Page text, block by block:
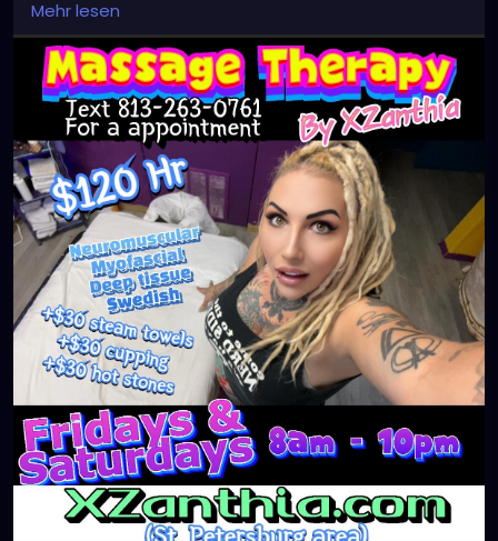
#clearwaterbeach #sarasota#tampafl
#downtownstpete#southtampa#neuromuscular
#largo#igersstpete#Pinellascounty#ilovestpete
#massageTherapist#instaburg#brandon
#palmharbor#Clearwater
Mehr lesen